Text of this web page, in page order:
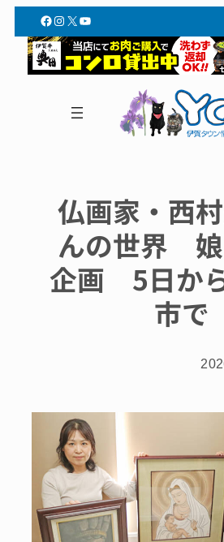
Facebook
Instagram
X YouTube
仏画家・西
んの世界
企画 5日か
市で